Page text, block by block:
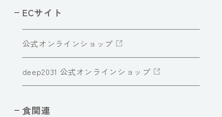
ECサイト
公式オンラインショップ
deep2031 公式オンラインショップ
食関連